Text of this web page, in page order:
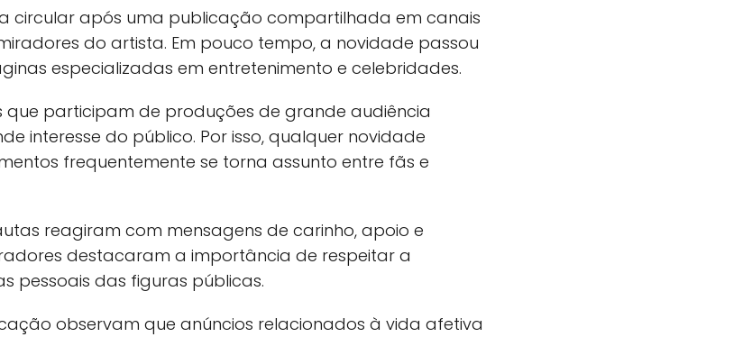
circular após uma publicação compartilhada em canais
do artista. Em pouco tempo, a novidade passou
especializadas em entretenimento e celebridades.
que participam de produções de grande audiência
interesse do público. Por isso, qualquer novidade
frequentemente se torna assunto entre fãs e
reagiram com mensagens de carinho, apoio e
destacaram a importância de respeitar a
pessoais das figuras públicas.
observam que anúncios relacionados à vida afetiva